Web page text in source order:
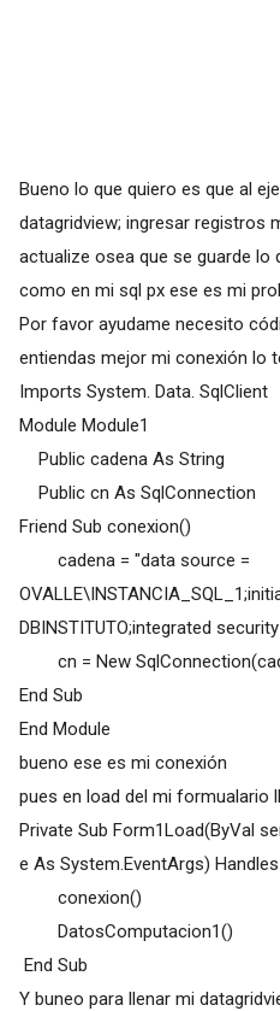
Bueno lo que quiero es que al
datagridview; ingresar registros
actualize osea que se guarde lo
como en mi sql px ese es mi
Por favor ayudame necesito
entiendas mejor mi conexión lo
Imports System. Data. SqlClient
Module Module1
Public cadena As String
Public cn As SqlConnection
Friend Sub conexion()
cadena = "data source =
DBINSTITUTO;integrated
cn = New
End Sub
End Module
bueno ese es mi conexión
pues en load del mi formualario
Private Sub Form1Load(ByVal
e As System.EventArgs)
conexion()
DatosComputacion1()
End Sub
Y buneo para llenar mi